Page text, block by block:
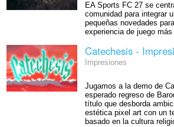
EA Sports FC 27 se
comunidad para integrar
pequeñas novedades
experiencia de juego más
Catechesis -
Impresiones
Jugamos a la demo de
esperado regreso de
título que desborda
estética pixel art con un
basado en la cultura